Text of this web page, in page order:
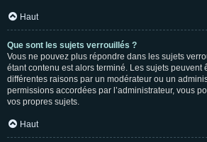
Haut
Que sont les sujets verrouillés ?
Vous ne pouvez plus répondre dans les sujets
étant contenu est alors terminé. Les sujets peuvent
différentes raisons par un modérateur ou un
permissions accordées par l’administrateur, vous
vos propres sujets.
Haut